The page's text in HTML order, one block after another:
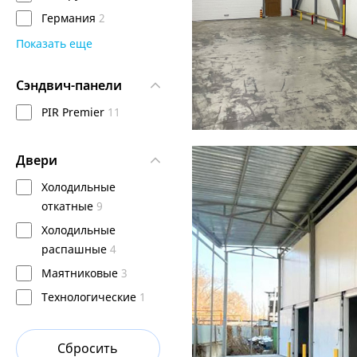
Германия 2
Показать еще
Сэндвич-панели
PIR Premier 11
Двери
Холодильные
откатные 9
Холодильные
распашные 4
Маятниковые 3
Технологические 1
Сбросить
Стеновые сэндвич-
Холодильные откатные
2022 КАЗАХСТАН,
Холодильные